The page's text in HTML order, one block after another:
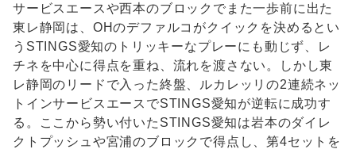
サービスエースや西本のブロックでまた一歩前に出た
東レ静岡は、OHのデファルコがクイックを決めるとい
うSTINGS愛知のトリッキーなプレーにも動じず、レ
チネを中心に得点を重ね、流れを渡さない。しかし東
レ静岡のリードで入った終盤、ルカレッリの2連続ネッ
トインサービスエースでSTINGS愛知が逆転に成功す
る。ここから勢い付いたSTINGS愛知は岩本のダイレ
クトプッシュや宮浦のブロックで得点し、第4セットを